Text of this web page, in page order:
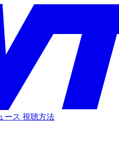
ース 視聴方法